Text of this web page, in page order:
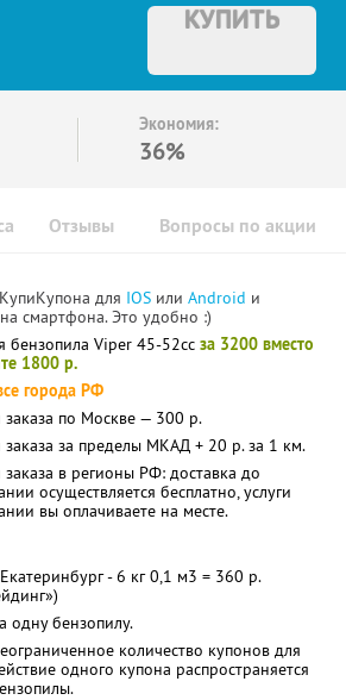
КУПИТЬ
Экономия:
36%
Отзывы Вопросы по акции
для IOS или Android и
смартфона. Это удобно :)
бензопила Viper 45-52сс за 3200 вместо
1800 р.
города РФ
заказа по Москве — 300 р.
заказа за пределы МКАД + 20 р. за 1 км.
заказа в регионы РФ: доставка до
осуществляется бесплатно, услуги
вы оплачиваете на месте.
- 6 кг 0,1 м3 = 360 р.
одну бензопилу.
количество купонов для
одного купона распространяется